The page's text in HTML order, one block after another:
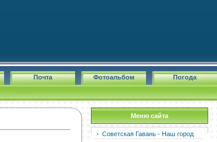
Погода
Фотоальбом
Почта
Меню сайта
Советская Гавань - Наш город